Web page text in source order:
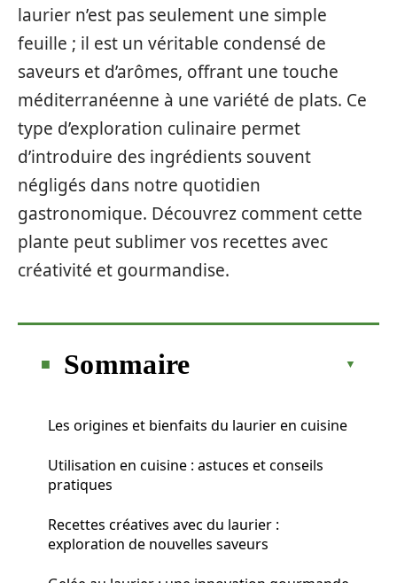
laurier n’est pas seulement une simple
feuille ; il est un véritable condensé de
saveurs et d’arômes, offrant une touche
méditerranéenne à une variété de plats. Ce
type d’exploration culinaire permet
d’introduire des ingrédients souvent
négligés dans notre quotidien
gastronomique. Découvrez comment cette
plante peut sublimer vos recettes avec
créativité et gourmandise.
Sommaire
Les origines et bienfaits du laurier en cuisine
Utilisation en cuisine : astuces et conseils
pratiques
Recettes créatives avec du laurier :
exploration de nouvelles saveurs